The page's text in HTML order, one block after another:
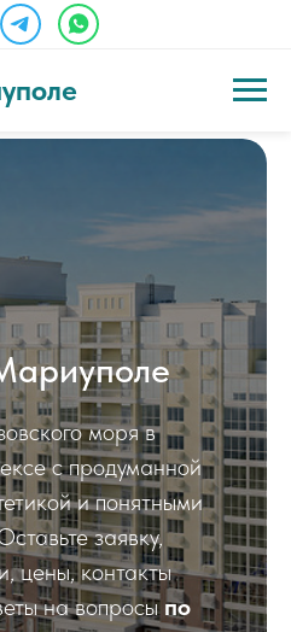
моря в
с продуманной
и понятными
заявку,
цены, контакты
на вопросыпо